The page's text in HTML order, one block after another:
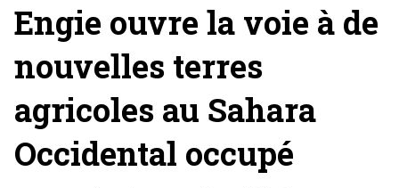
Engie ouvre la voie à de
nouvelles terres
agricoles au Sahara
Occidental occupé